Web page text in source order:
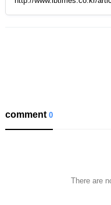
comment0
There are